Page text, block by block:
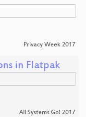
Privacy Week 2017
in Flatpak
All Systems Go! 2017